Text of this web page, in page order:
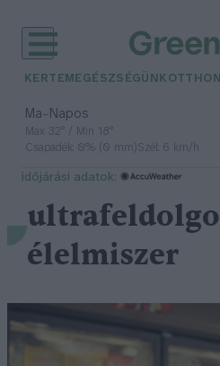
KERTEM EGÉSZSÉGÜNK
Ma– Napos
Max 32° / Min 18°
Csapadék: 0% (0 mm)Szél: 6 km/h
időjárási adatok:
élelmiszer